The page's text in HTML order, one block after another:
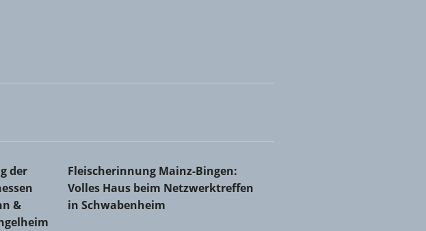
Zimmerer-Innung Rheinhessen bei Holzbau Josef Ammann & Sohn GmbH &
der
&
Fleischerinnung Mainz-Bingen: Volles Haus beim Netzwerktreffen in
Schwabenheim
Fleischerinnung Mainz-Bingen:
Volles Haus beim Netzwerktreffen
in Schwabenheim